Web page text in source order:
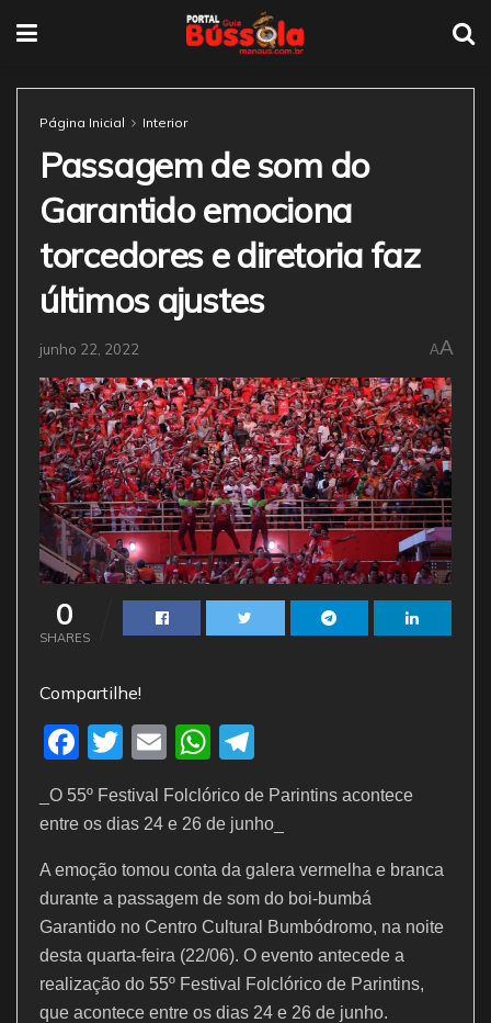
Página Inicial Interior
Passagem de som do
Garantido emociona
torcedores e diretoria faz
últimos ajustes
junho 22, 2022 AA
0
SHARES
Compartilhe!
F
a
c
b
o
o
k
T
w
itt
E
m
ai
W
h
at
A
p
p
el
e
gr
a
m
_O 55º Festival Folclórico de Parintins acontece
entre os dias 24 e 26 de junho_
A emoção tomou conta da galera vermelha e branca
durante a passagem de som do boi-bumbá
Garantido no Centro Cultural Bumbódromo, na noite
desta quarta-feira (22/06). O evento antecede a
realização do 55º Festival Folclórico de Parintins,
que acontece entre os dias 24 e 26 de junho.